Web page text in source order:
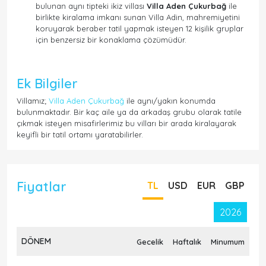
bulunan aynı tipteki ikiz villası Villa Aden Çukurbağ ile
birlikte kiralama imkanı sunan Villa Adin, mahremiyetini
koruyarak beraber tatil yapmak isteyen 12 kişilik gruplar
için benzersiz bir konaklama çözümüdür.
Ek Bilgiler
Villamız; Villa Aden Çukurbağ ile aynı/yakın konumda
bulunmaktadır. Bir kaç aile ya da arkadaş grubu olarak tatile
çıkmak isteyen misafirlerimiz bu vilları bir arada kiralayarak
keyifli bir tatil ortamı yaratabilirler.
Fiyatlar TL USD EUR GBP
2026
DÖNEM Gecelik Haftalık Minumum